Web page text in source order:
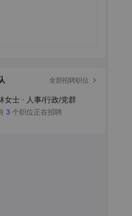
全部招聘职位
女士 · 人事/行政/党群
3 个职位正在招聘